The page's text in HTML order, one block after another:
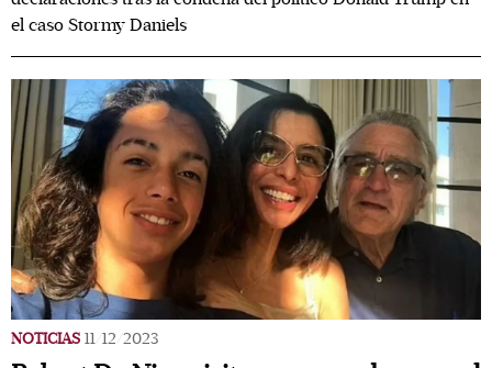
el caso Stormy Daniels
NOTICIAS 11/12/2023